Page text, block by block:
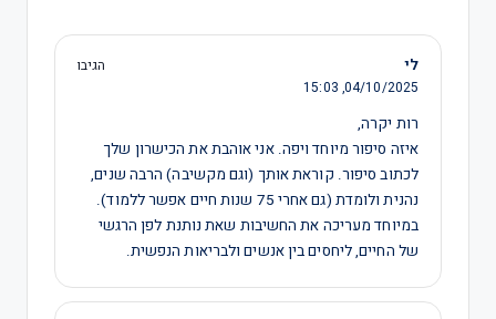
לי
הגיבו
04/10/2025,
15:03
רות יקרה,
איזה סיפור מיוחד ויפה. אני אוהבת את הכישרון שלך
לכתוב סיפור. קוראת אותך (וגם מקשיבה) הרבה שנים,
נהנית ולומדת (גם אחרי 75 שנות חיים אפשר ללמוד).
במיוחד מעריכה את החשיבות שאת נותנת לפן הרגשי
של החיים, ליחסים בין אנשים ולבריאות הנפשית.